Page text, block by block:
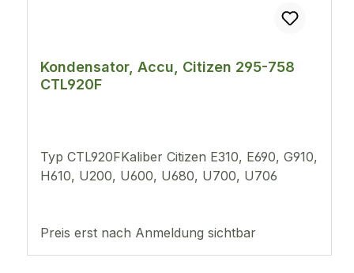
Kondensator, Accu, Citizen 295-758
CTL920F
Typ CTL920FKaliber Citizen E310, E690, G910,
H610, U200, U600, U680, U700, U706
Preis erst nach Anmeldung sichtbar